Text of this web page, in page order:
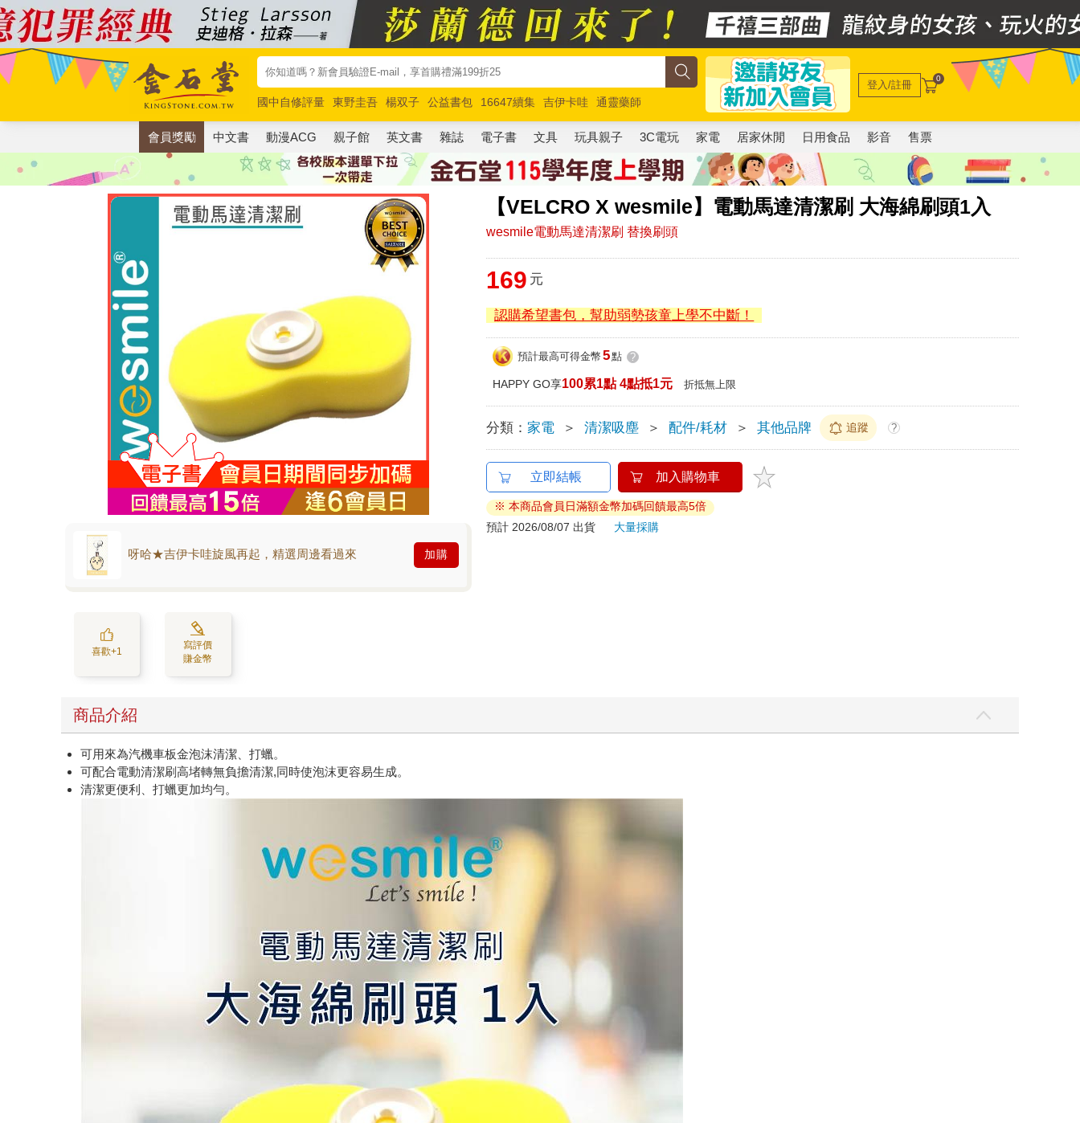
國中自修評量 東野圭吾 楊双子 公益書包 16647續集 吉伊卡哇
通靈藥師
唯紅花綻放
奧德賽 路邊攤新作 馬斯克 玩具總動員5 超慢跑
登入/註冊 0
會員獎勵 中文書 動漫ACG 親子館 英文書 雜誌 電子書 文具 玩具親子 3C電玩 家電 居家休閒 日用食品 影音 售票
【VELCRO X wesmile】電動馬達清潔刷 大海綿刷頭1入
wesmile電動馬達清潔刷 替換刷頭
呀哈★吉伊卡哇旋風再起，精選周邊看過來 加購
喜歡+1
寫評價
賺金幣
169 元
認購希望書包，幫助弱勢孩童上學不中斷！
預計最高可得金幣 5點 ?
HAPPY GO享100累1點 4點抵1元 折抵無上限
分類： 家電 ＞ 清潔吸塵 ＞ 配件/耗材 ＞ 其他品牌 追蹤 ?
立即結帳 加入購物車
※ 本商品會員日滿額金幣加碼回饋最高5倍
預計 2026/08/07 出貨
大量採購
商品介紹
可用來為汽機車板金泡沫清潔、打蠟。
可配合電動清潔刷高堵轉無負擔清潔,同時使泡沫更容易生成。
清潔更便利、打蠟更加均勻。